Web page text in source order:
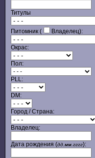
Титулы
Питомник ( Владелец):
Окрас:
Пол:
PLL:
DM:
Город / Страна:
Владелец:
Дата рождения (дд.мм.гггг):